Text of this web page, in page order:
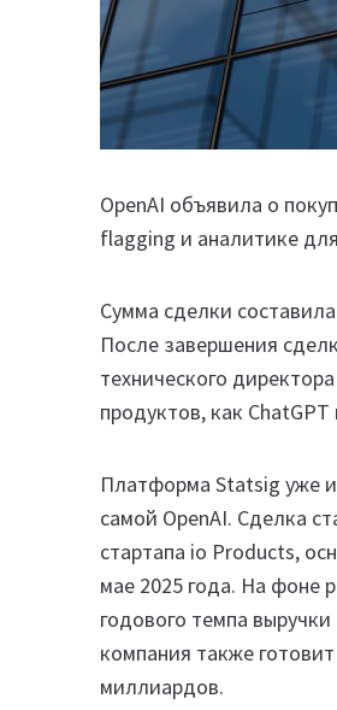
OpenAI объявила о
flagging и аналитике
Сумма сделки
После завершения
технического
продуктов, как
Платформа Statsig уже
самой OpenAI. Сделка
стартапа io Products,
мае 2025 года. На фоне
годового темпа
компания также
миллиардов.